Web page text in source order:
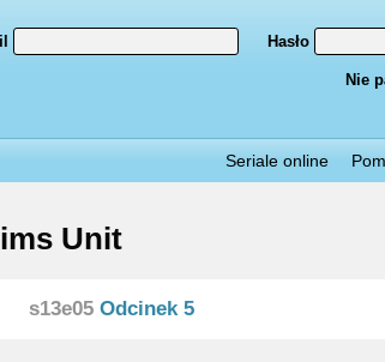
Hasło
Nie
Seriale online
Unit
s13e05 Odcinek 5